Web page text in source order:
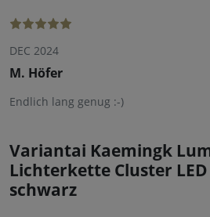
DEC 2024
M. Höfer
Endlich lang genug :-)
Variantai Kaemingk
Lichterkette Cluster
schwarz